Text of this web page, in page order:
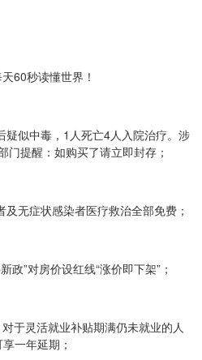
60秒读懂世界！
疑似中毒，1人死亡4人入院治疗。涉
门提醒：如购买了请立即封存；
无症状感染者医疗救治全部免费；
政”对房价设红线“涨价即下架”；
于灵活就业补贴期满仍未就业的人
一年延期；